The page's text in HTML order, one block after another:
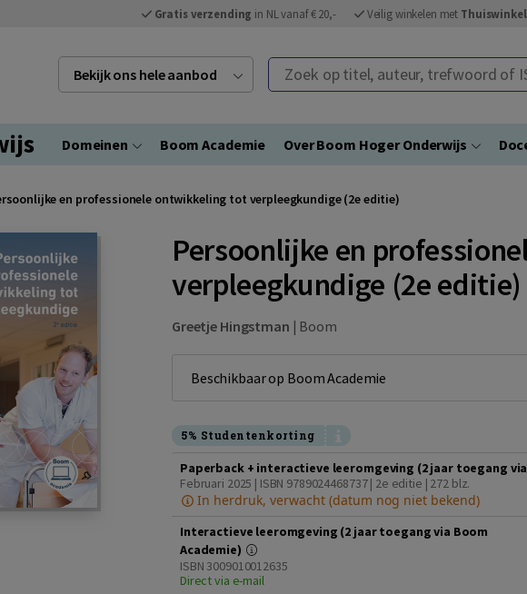
Gratis verzending in NL vanaf € 20,- Veilig winkelen met
Bekijk ons hele aanbod Zoek op titel, auteur, trefwoord of ISBN
Domeinen Boom Academie Over Boom Hoger Onderwijs
en professionele ontwikkeling tot verpleegkundige (2e editie)
Persoonlijke en
verpleegkundige (2e editie)
Greetje Hingstman | Boom
Beschikbaar op Boom Academie
5% Studentenkorting
Paperback + interactieve leeromgeving (2 jaar toegang
Februari 2025 | ISBN 9789024468737 | 2e editie | 272 blz.
In herdruk, verwacht (datum nog niet bekend)
Interactieve leeromgeving (2 jaar toegang via Boom
Academie)
ISBN 3009010012635
Direct via e-mail